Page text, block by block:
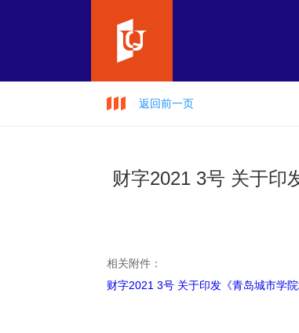
返回前一页
财字2021 3号 关于印
相关附件：
财字2021 3号 关于印发《青岛城市学